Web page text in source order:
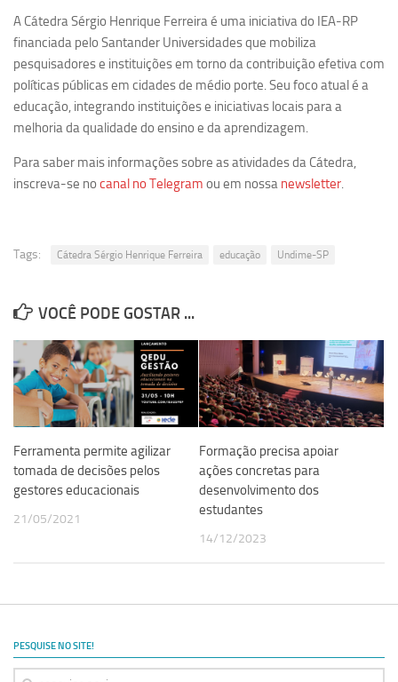
Professor Sênior
Professores Seniores Encerrados
Institucional
Polo Ribeirão Preto
Equipe
Estrutura do polo
Projetos
Ciência Por Elas
União Pró-Vacina
USP Analisa
Publicações
Clipping
Documentos
Relatórios
Contato
Newsletter
A Cátedra Sérgio Henrique Ferreira é uma iniciativa do IEA-RP
financiada pelo Santander Universidades que mobiliza
pesquisadores e instituições em torno da contribuição efetiva com
políticas públicas em cidades de médio porte. Seu foco atual é a
educação, integrando instituições e iniciativas locais para a
melhoria da qualidade do ensino e da aprendizagem.
Para saber mais informações sobre as atividades da Cátedra,
inscreva-se no canal no Telegram ou em nossa newsletter.
Tags: Cátedra Sérgio Henrique Ferreira educação Undime-SP
VOCÊ PODE GOSTAR ...
Ferramenta permite agilizar
tomada de decisões pelos
gestores educacionais
21/05/2021
Formação precisa apoiar
ações concretas para
desenvolvimento dos
estudantes
14/12/2023
PESQUISE NO SITE!